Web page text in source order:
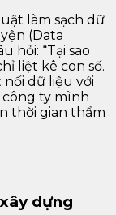
làm sạch dữ
(Data
hỏi: “Tại sao
liệt kê con số.
nối dữ liệu với
ty mình
thời gian thẩm
dựng